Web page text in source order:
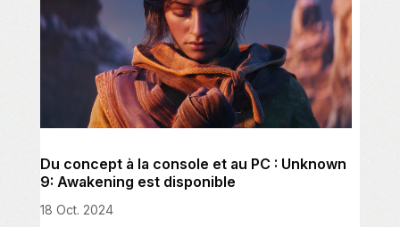
Du concept à la console et au PC : Unknown
9: Awakening est disponible
18 Oct. 2024